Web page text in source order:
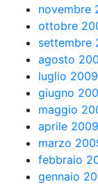
novembre
ottobre
settembre
agosto
luglio 2009
giugno
maggio
aprile 2009
marzo
febbraio
gennaio